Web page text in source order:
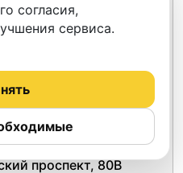
проспект, 80В
согласия,
сервиса.